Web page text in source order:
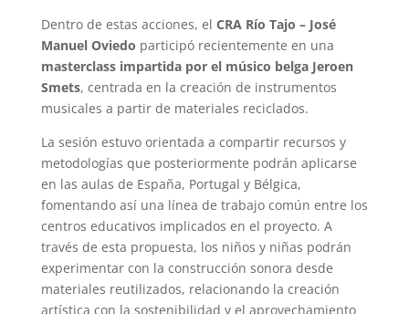
Dentro de estas acciones, el CRA Río Tajo – José
Manuel Oviedo participó recientemente en una
masterclass impartida por el músico belga Jeroen
Smets, centrada en la creación de instrumentos
musicales a partir de materiales reciclados.
La sesión estuvo orientada a compartir recursos y
metodologías que posteriormente podrán aplicarse
en las aulas de España, Portugal y Bélgica,
fomentando así una línea de trabajo común entre los
centros educativos implicados en el proyecto. A
través de esta propuesta, los niños y niñas podrán
experimentar con la construcción sonora desde
materiales reutilizados, relacionando la creación
artística con la sostenibilidad y el aprovechamiento